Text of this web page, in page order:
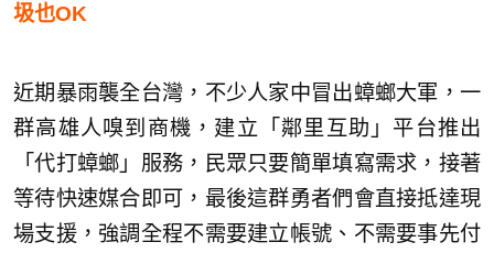
圾也OK
近期暴雨襲全台灣，不少人家中冒出蟑螂大軍，一
群高雄人嗅到商機，建立「鄰里互助」平台推出
「代打蟑螂」服務，民眾只要簡單填寫需求，接著
等待快速媒合即可，最後這群勇者們會直接抵達現
場支援，強調全程不需要建立帳號、不需要事先付